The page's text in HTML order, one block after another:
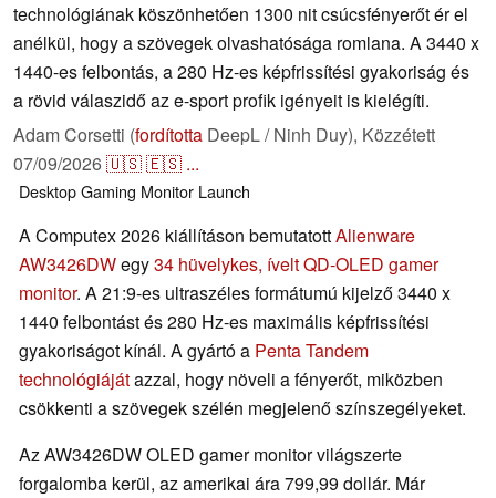
technológiának köszönhetően 1300 nit csúcsfényerőt ér el
anélkül, hogy a szövegek olvashatósága romlana. A 3440 x
1440-es felbontás, a 280 Hz-es képfrissítési gyakoriság és
a rövid válaszidő az e-sport profik igényeit is kielégíti.
Adam Corsetti (fordította DeepL / Ninh Duy), Közzétett
07/09/2026🇺🇸🇪🇸 ...
DesktopGaming Monitor Launch
A Computex 2026 kiállításon bemutatottAlienware
AW3426DWegy34 hüvelykes, ívelt QD-OLED gamer
monitor. A 21:9-es ultraszéles formátumú kijelző 3440 x
1440 felbontást és 280 Hz-es maximális képfrissítési
gyakoriságot kínál. A gyártó a Penta Tandem
technológiájátazzal, hogy növeli a fényerőt, miközben
csökkenti a szövegek szélén megjelenő színszegélyeket.
Az AW3426DW OLED gamer monitor világszerte
forgalomba kerül, az amerikai ára 799,99 dollár. Már